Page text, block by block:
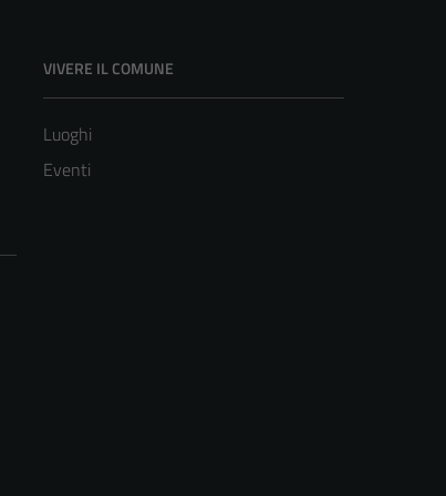
VIVERE IL COMUNE
Luoghi
Eventi